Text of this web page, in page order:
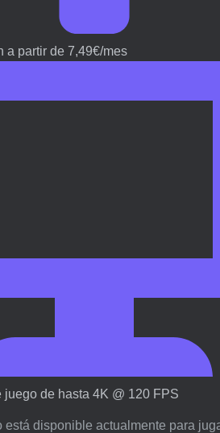
a partir de 7,49€/mes
juego de hasta 4K @ 120 FPS
está disponible actualmente para